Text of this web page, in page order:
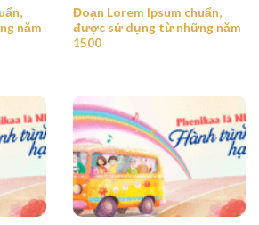
năm
Đoạn Lorem Ipsum chuẩn,
được sử dụng từ những năm
1500